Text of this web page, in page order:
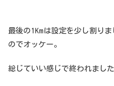
最後の1Kmは設定を少し割り
のでオッケー。
総じていい感じで終われました